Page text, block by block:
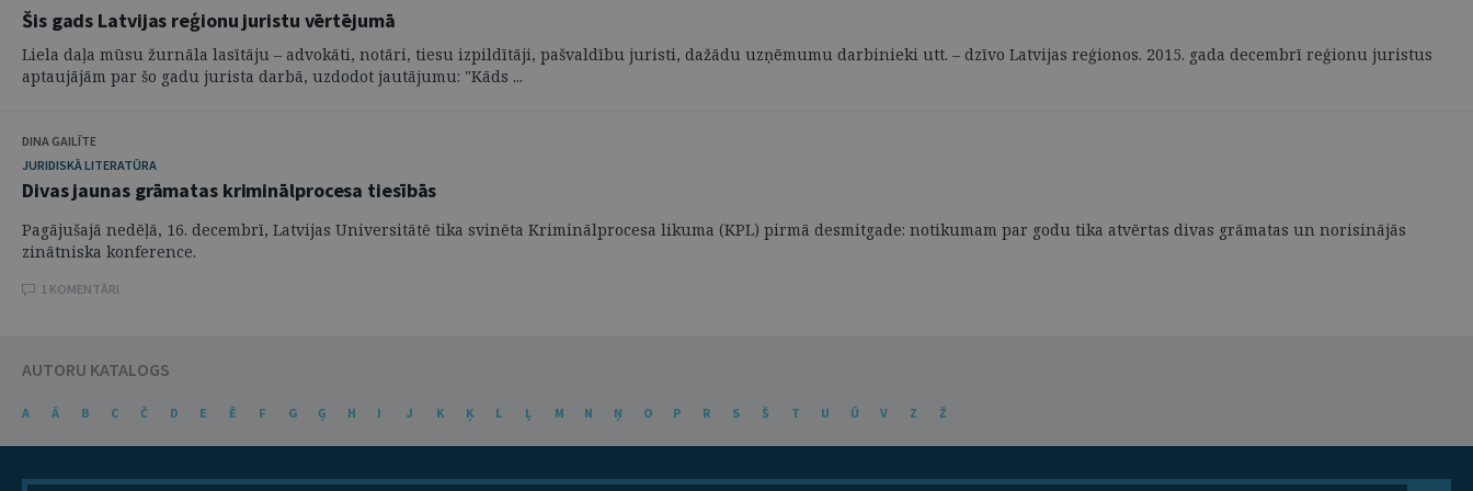
Šis gads Latvijas reģionu juristu vērtējumā
Liela daļa mūsu žurnāla lasītāju – advokāti, notāri, tiesu izpildītāji, pašvaldību juristi, dažādu uzņēmumu darbinieki utt. – dzīvo Latvijas reģionos. 2015. gada decembrī reģionu juristus
aptaujājām par šo gadu jurista darbā, uzdodot jautājumu: "Kāds ...
DINA GAILĪTE
JURIDISKĀ LITERATŪRA
Divas jaunas grāmatas kriminālprocesa tiesībās
Pagājušajā nedēļā, 16. decembrī, Latvijas Universitātē tika svinēta Kriminālprocesa likuma (KPL) pirmā desmitgade: notikumam par godu tika atvērtas divas grāmatas un norisinājās
zinātniska konference.
1 KOMENTĀRI
AUTORU KATALOGS
A Ā B C Č D E Ē F G Ģ H I J K Ķ L Ļ M N Ņ O P R S Š T U Ū V Z Ž